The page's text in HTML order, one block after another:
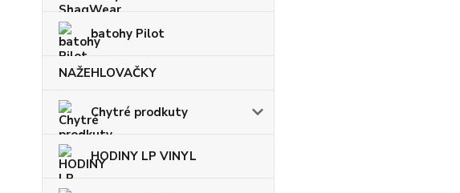
batohy Pilot
NAŽEHLOVAČKY
Chytré prodkuty
HODINY LP VINYL